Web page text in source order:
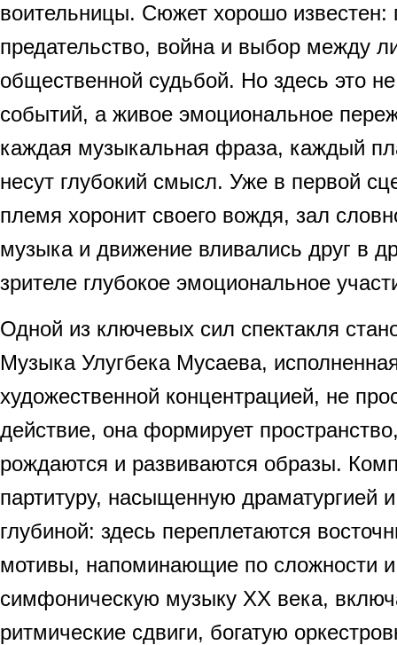
воительницы. Сюжет хорошо известен:
предательство, война и выбор между
общественной судьбой. Но здесь это
событий, а живое эмоциональное
каждая музыкальная фраза, каждый
несут глубокий смысл. Уже в первой
племя хоронит своего вождя, зал
музыка и движение вливались друг в
зрителе глубокое эмоциональное
Одной из ключевых сил спектакля
Музыка Улугбека Мусаева,
художественной концентрацией, не
действие, она формирует
рождаются и развиваются образы.
партитуру, насыщенную драматургией
глубиной: здесь переплетаются
мотивы, напоминающие по сложности и
симфоническую музыку XX века,
ритмические сдвиги, богатую